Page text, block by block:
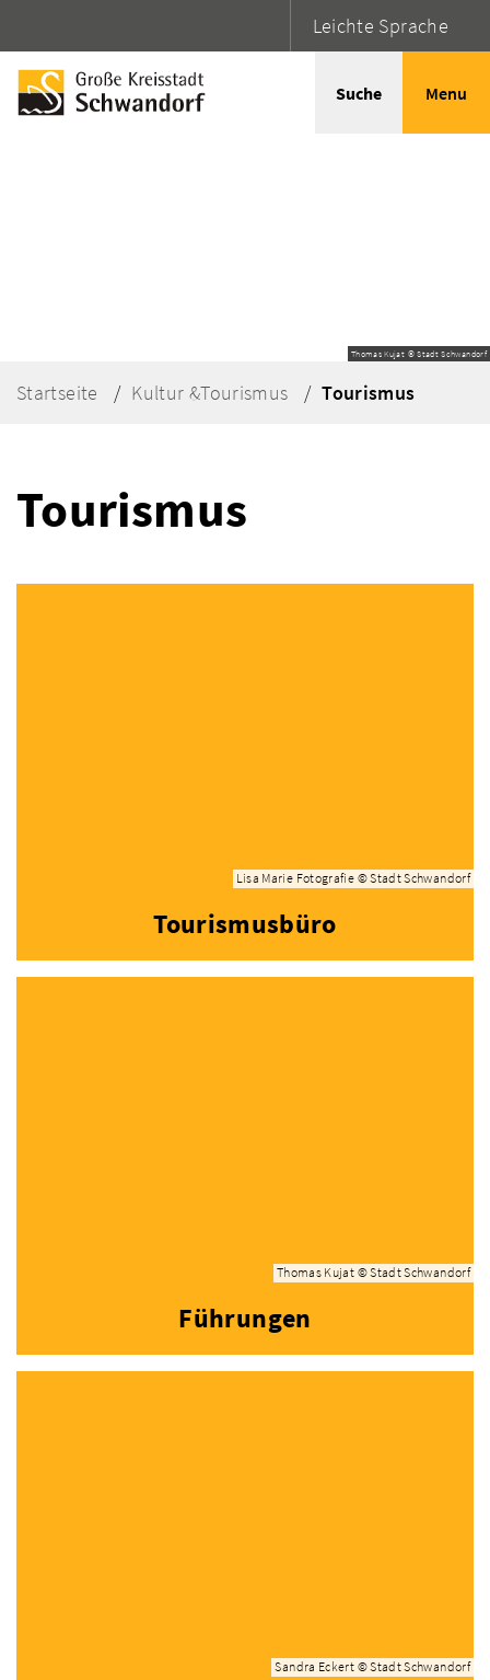
Leichte Sprache
Suche Menu
Thomas Kujat © Stadt Schwandorf
Startseite Kultur &Tourismus Tourismus
Tourismus
Lisa Marie Fotografie © Stadt Schwandorf
Tourismusbüro
Thomas Kujat © Stadt Schwandorf
Führungen
Sandra Eckert © Stadt Schwandorf